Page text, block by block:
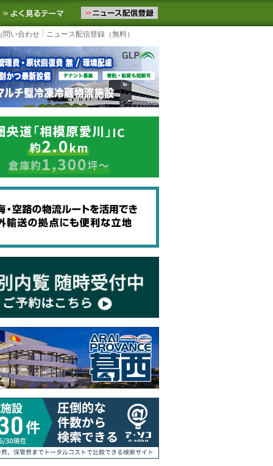
ースをお届けします。物流ニュースメール配信を登録する
お気に入りに追加 よく見るテーマ
問い合わせ ニュース配信登録（無料）